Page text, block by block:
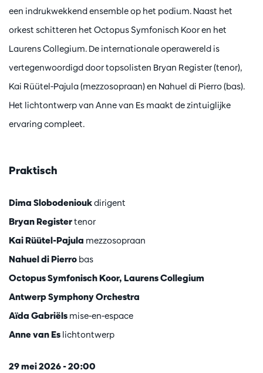
een indrukwekkend ensemble op het podium. Naast het
orkest schitteren het Octopus Symfonisch Koor en het
Laurens Collegium. De internationale operawereld is
vertegenwoordigd door topsolisten Bryan Register (tenor),
Kai Rüütel-Pajula (mezzosopraan) en Nahuel di Pierro (bas).
Het lichtontwerp van Anne van Es maakt de zintuiglijke
ervaring compleet.
Praktisch
Dima Slobodenioukdirigent
Bryan Registertenor
Kai Rüütel-Pajula mezzosopraan
Nahuel di Pierro bas
Octopus Symfonisch Koor, Laurens Collegium
Antwerp Symphony Orchestra
Aïda Gabriëls mise-en-espace
Anne van Es lichtontwerp
29 mei 2026 - 20:00